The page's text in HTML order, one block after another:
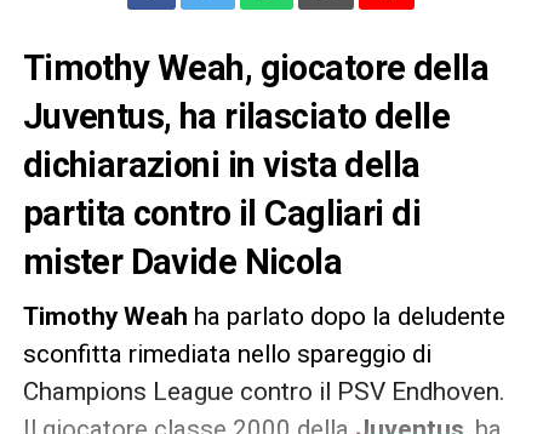
Timothy Weah, giocatore della
Juventus, ha rilasciato delle
dichiarazioni in vista della
partita contro il Cagliari di
mister Davide Nicola
Timothy Weah ha parlato dopo la deludente
sconfitta rimediata nello spareggio di
Champions League contro il PSV Endhoven.